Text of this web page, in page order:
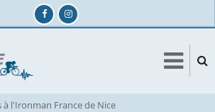
à l'Ironman France de Nice